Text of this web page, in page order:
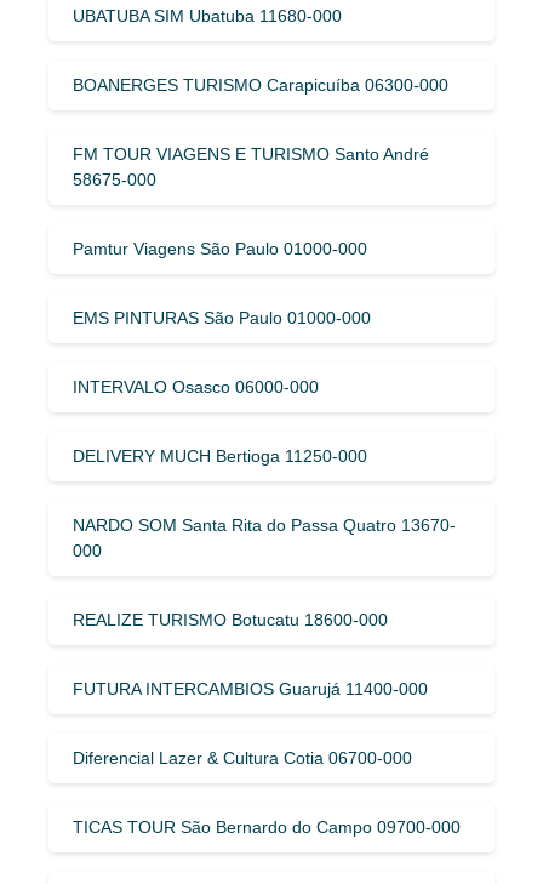
UBATUBA SIM Ubatuba 11680-000
BOANERGES TURISMO Carapicuíba 06300-000
FM TOUR VIAGENS E TURISMO Santo André
58675-000
Pamtur Viagens São Paulo 01000-000
EMS PINTURAS São Paulo 01000-000
INTERVALO Osasco 06000-000
DELIVERY MUCH Bertioga 11250-000
NARDO SOM Santa Rita do Passa Quatro 13670-
000
REALIZE TURISMO Botucatu 18600-000
FUTURA INTERCAMBIOS Guarujá 11400-000
Diferencial Lazer & Cultura Cotia 06700-000
TICAS TOUR São Bernardo do Campo 09700-000